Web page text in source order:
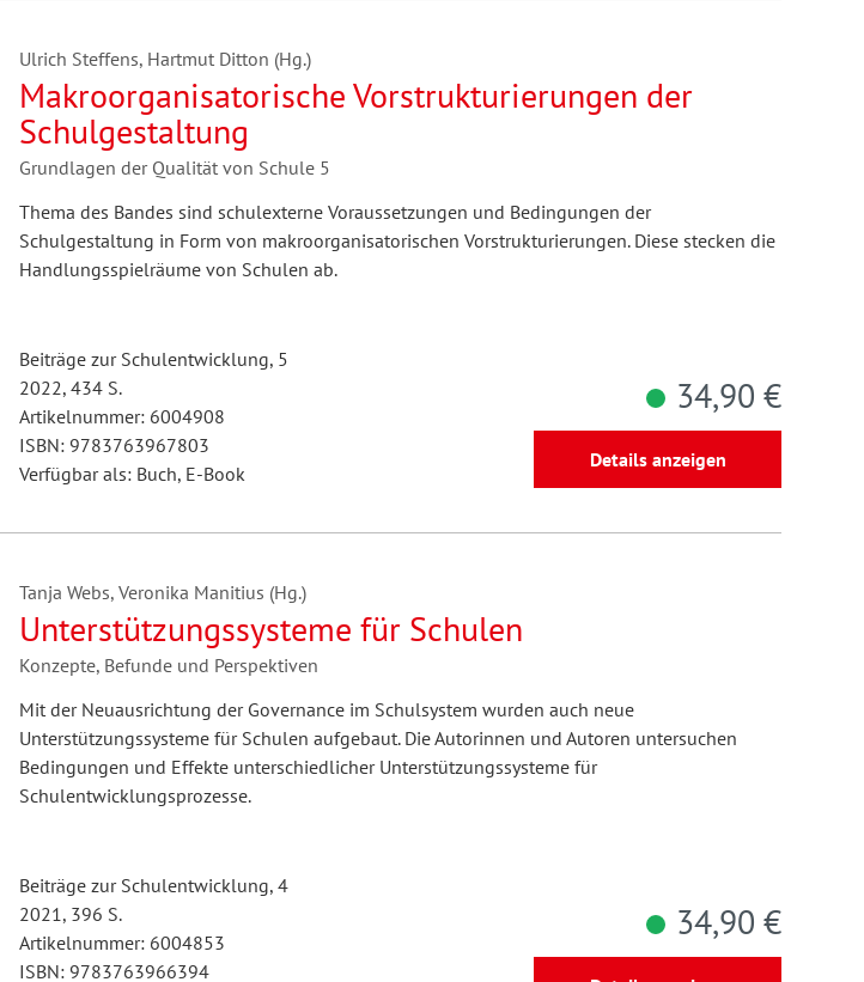
Ulrich Steffens, Hartmut Ditton (Hg.)
Makroorganisatorische Vorstrukturierungen der
Schulgestaltung
Grundlagen der Qualität von Schule 5
Thema des Bandes sind schulexterne Voraussetzungen und Bedingungen der
Schulgestaltung in Form von makroorganisatorischen Vorstrukturierungen. Diese stecken die
Handlungsspielräume von Schulen ab.
Beiträge zur Schulentwicklung, 5
2022, 434 S.
Artikelnummer: 6004908
ISBN: 9783763967803
Verfügbar als: Buch, E-Book
34,90 €
Details anzeigen
Tanja Webs, Veronika Manitius (Hg.)
Unterstützungssysteme für Schulen
Konzepte, Befunde und Perspektiven
Mit der Neuausrichtung der Governance im Schulsystem wurden auch neue
Unterstützungssysteme für Schulen aufgebaut. Die Autorinnen und Autoren untersuchen
Bedingungen und Effekte unterschiedlicher Unterstützungssysteme für
Schulentwicklungsprozesse.
Beiträge zur Schulentwicklung, 4
2021, 396 S.
Artikelnummer: 6004853
ISBN: 9783763966394
34,90 €